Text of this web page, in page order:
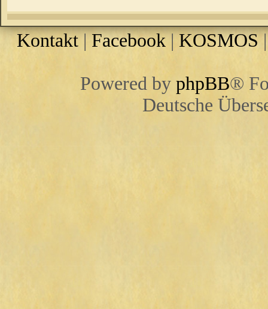
Kontakt|Facebook|KOSMOS
Powered by phpBB®
Deutsche